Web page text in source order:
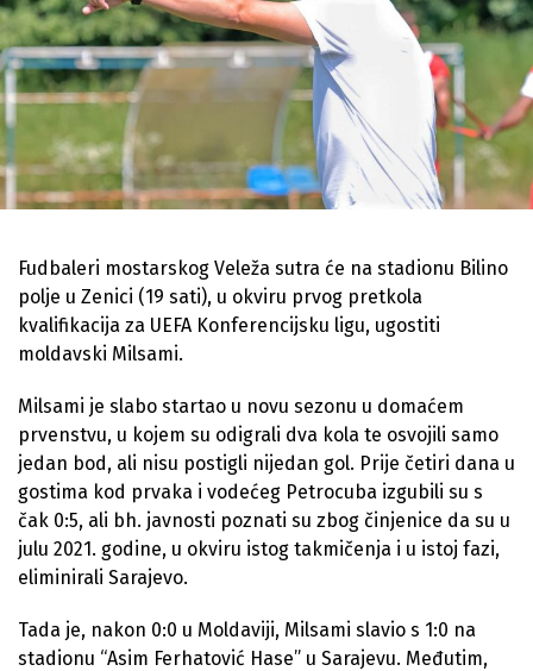
Fudbaleri mostarskog Veleža sutra će na stadionu Bilino
polje u Zenici (19 sati), u okviru prvog pretkola
kvalifikacija za UEFA Konferencijsku ligu, ugostiti
moldavski Milsami.
Milsami je slabo startao u novu sezonu u domaćem
prvenstvu, u kojem su odigrali dva kola te osvojili samo
jedan bod, ali nisu postigli nijedan gol. Prije četiri dana u
gostima kod prvaka i vodećeg Petrocuba izgubili su s
čak 0:5, ali bh. javnosti poznati su zbog činjenice da su u
julu 2021. godine, u okviru istog takmičenja i u istoj fazi,
eliminirali Sarajevo.
Tada je, nakon 0:0 u Moldaviji, Milsami slavio s 1:0 na
stadionu “Asim Ferhatović Hase” u Sarajevu. Međutim,